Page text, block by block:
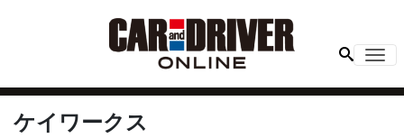
ケイワークス